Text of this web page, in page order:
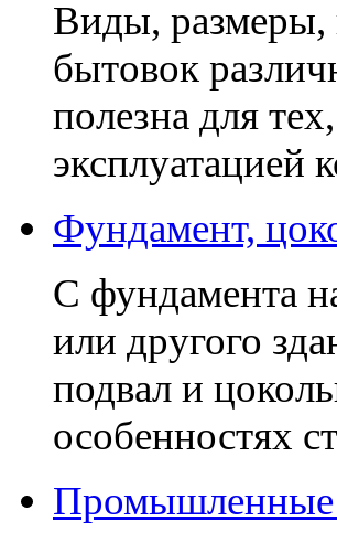
Виды, размеры,
бытовок
полезна для
Фундамент,
С фундамента
или другого
подвал и
особенностях
Промышленные